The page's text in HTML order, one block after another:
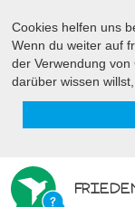
Cookies helfen uns
Wenn du weiter auf
der Verwendung
darüber wissen